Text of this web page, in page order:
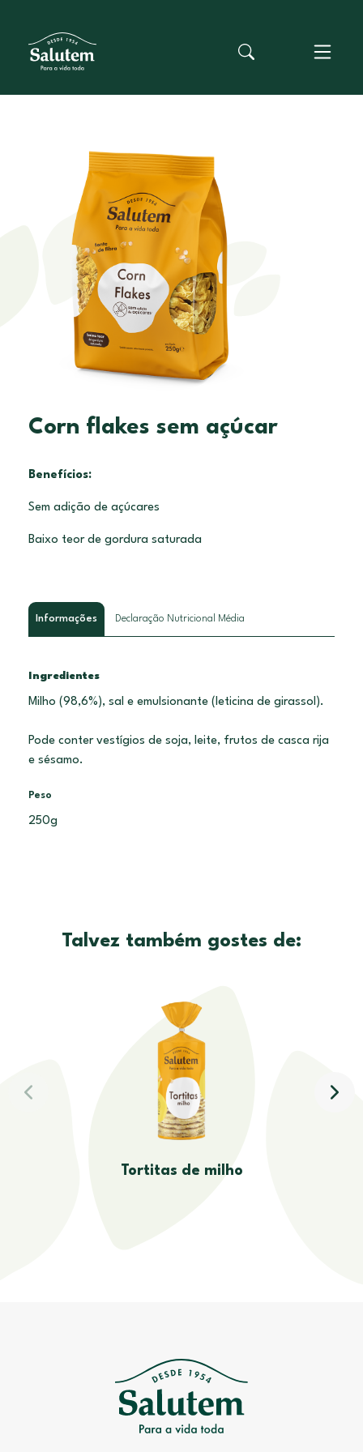
Corn flakes sem açúcar
Benefícios:
Sem adição de açúcares
Baixo teor de gordura saturada
Informações Declaração Nutricional Média
Ingredientes
Milho (98,6%), sal e emulsionante (leticina de girassol).
Pode conter vestígios de soja, leite, frutos de casca rija
e sésamo.
Peso
250g
Talvez também gostes de:
Tortitas de milho